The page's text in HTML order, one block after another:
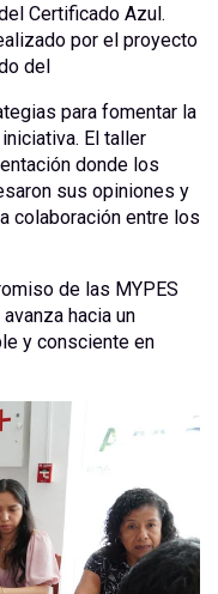
Certificado Azul.
por el proyecto
del
para fomentar la
El taller
donde los
sus opiniones y
colaboración entre los
de las MYPES
hacia un
y consciente en